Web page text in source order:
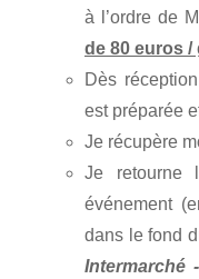
à l’ordre de
de 80 euros /
Dès
est préparée
Je récupère
Je retourne
événement
dans le fond
Intermarché